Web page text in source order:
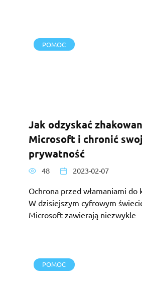
POMOC
Jak odzyskać
Microsoft i chronić
prywatność
48 2023-02-07
Ochrona przed włamaniami
W dzisiejszym cyfrowym
Microsoft zawierają niezwykle
POMOC